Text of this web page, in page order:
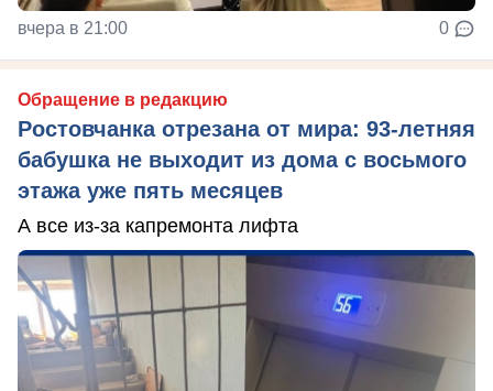
вчера в 21:00 0
Обращение в редакцию
Ростовчанка отрезана от мира: 93-летняя
бабушка не выходит из дома с восьмого
этажа уже пять месяцев
А все из-за капремонта лифта